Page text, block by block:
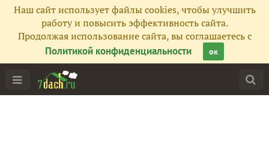
Наш сайт использует файлы cookies, чтобы улучшить
работу и повысить эффективность сайта.
Продолжая использование сайта, вы соглашаетесь с
Политикой конфиденциальности
ок